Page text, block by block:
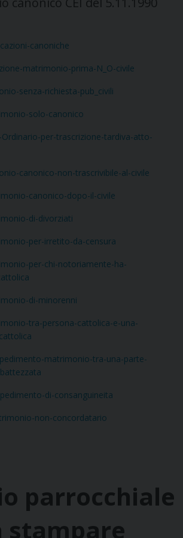
canoniche
matrimonio-prima-N_O-civile
senza-richiesta-pub_civili
solo-canonico
per-trascrizione-tardiva-atto-
canonico-non-trascrivibile-al-civile
canonico-dopo-il-civile
di-divorziati
per-irretito-da-censura
per-chi-notoriamente-ha-
di-minorenni
tra-persona-cattolica-e-una-
matrimonio-tra-una-parte-
di-consanguineita
non-concordatario
parrocchiale
stampare